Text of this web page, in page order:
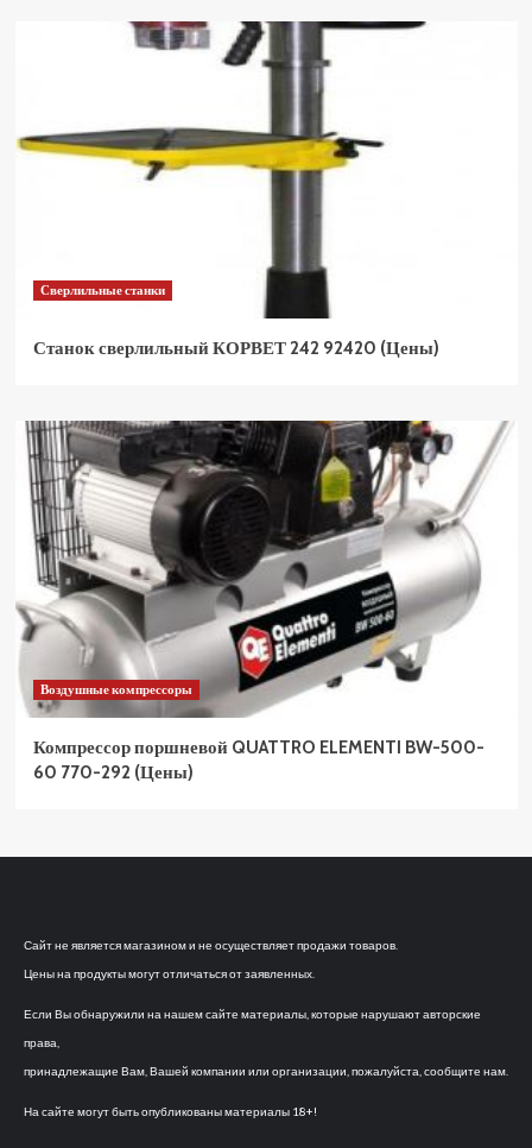
Сверлильные станки
Станок сверлильный КОРВЕТ 242 92420 (Цены)
Воздушные компрессоры
Компрессор поршневой QUATTRO ELEMENTI BW-500-
60 770-292 (Цены)
Сайт не является магазином и не осуществляет продажи товаров.
Цены на продукты могут отличаться от заявленных.
Если Вы обнаружили на нашем сайте материалы, которые нарушают авторские
права,
принадлежащие Вам, Вашей компании или организации, пожалуйста, сообщите нам.
На сайте могут быть опубликованы материалы 18+!